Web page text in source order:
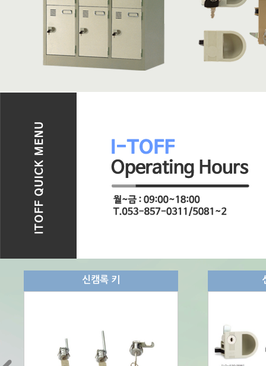
신캠록 키